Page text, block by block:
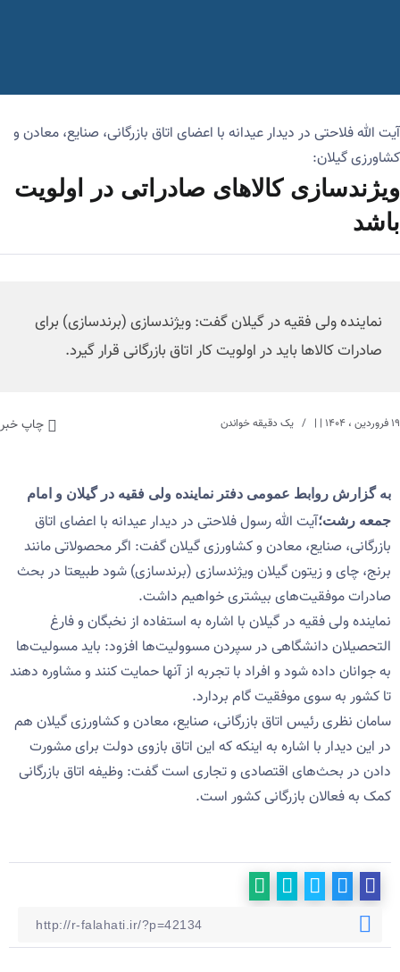
آیت الله فلاحتی در دیدار عیدانه با اعضای اتاق بازرگانی، صنایع، معادن و
کشاورزی گیلان:
ویژندسازی کالا‌های صادراتی در اولویت
باشد
نماینده ولی فقیه در گیلان گفت: ویژندسازی (برندسازی) برای
صادرات کالا‌ها باید در اولویت کار اتاق بازرگانی قرار گیرد.
۱۹ فروردین ، ۱۴۰۴ | | یک دقیقه خواندن چاپ خبر
به گزارش روابط عمومی دفتر نماینده ولی فقیه در گیلان و امام
جمعه رشت؛آیت الله رسول فلاحتی در دیدار عیدانه با اعضای اتاق
بازرگانی، صنایع، معادن و کشاورزی گیلان گفت: اگر محصولاتی مانند
برنج، چای و زیتون گیلان ویژندسازی (برندسازی) شود طبیعتا در بحث
صادرات موفقیت‌های بیشتری خواهیم داشت.
نماینده ولی فقیه در گیلان با اشاره به استفاده از نخبگان و فارغ
التحصیلان دانشگاهی در سپردن مسوولیت‌ها افزود: باید مسولیت‌ها
به جوانان داده شود و افراد با تجربه از آنها حمایت کنند و مشاوره دهند
تا کشور به سوی موفقیت گام بردارد.
سامان نظری رئیس اتاق بازرگانی، صنایع، معادن و کشاورزی گیلان هم
در این دیدار با اشاره به اینکه که این اتاق بازوی دولت برای مشورت
دادن در بحث‌های اقتصادی و تجاری است گفت: وظیفه اتاق بازرگانی
کمک به فعالان بازرگانی کشور است.